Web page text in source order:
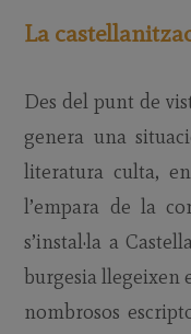
La
Des del punt de
genera una
literatura culta,
l’empara de la
s’instal·la a
burgesia llegeixen
nombrosos